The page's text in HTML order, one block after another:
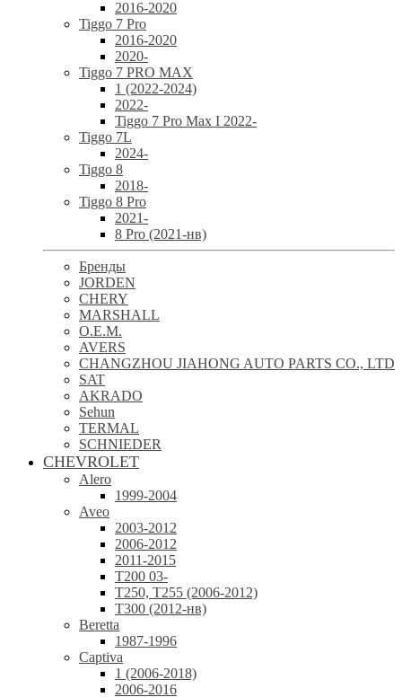
2016-2020
Tiggo 7 Pro
2016-2020
2020-
Tiggo 7 PRO MAX
1 (2022-2024)
2022-
Tiggo 7 Pro Max I 2022-
Tiggo 7L
2024-
Tiggo 8
2018-
Tiggo 8 Pro
2021-
8 Pro (2021-нв)
Бренды
JORDEN
CHERY
MARSHALL
O.E.M.
AVERS
CHANGZHOU JIAHONG AUTO PARTS CO., LTD
SAT
AKRADO
Sehun
TERMAL
SCHNIEDER
CHEVROLET
Alero
1999-2004
Aveo
2003-2012
2006-2012
2011-2015
T200 03-
T250, T255 (2006-2012)
T300 (2012-нв)
Beretta
1987-1996
Captiva
1 (2006-2018)
2006-2016